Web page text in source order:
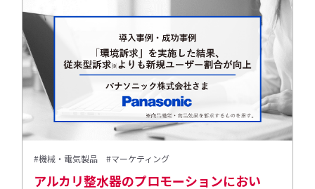
#機械・電気製品 #マーケティング
アルカリ整水器のプロモーションにおい